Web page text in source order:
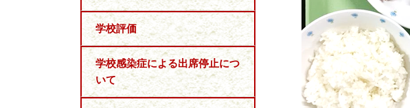
学校評価
学校感染症による出席停止につ
いて